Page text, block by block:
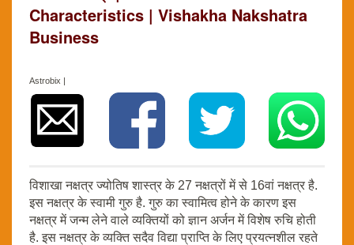
Characteristics | Vishakha Nakshatra
Business
Astrobix |
विशाखा नक्षत्र ज्योतिष शास्त्र के 27 नक्षत्रों में से 16वां नक्षत्र है.
इस नक्षत्र के स्वामी गुरु है. गुरु का स्वामित्व होने के कारण इस
नक्षत्र में जन्म लेने वाले व्यक्तियों को ज्ञान अर्जन में विशेष रुचि होती
है. इस नक्षत्र के व्यक्ति सदैव विद्या प्राप्ति के लिए प्रयत्नशील रहते